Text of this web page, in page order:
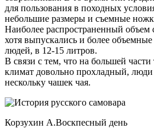
для пользования в походных
небольшие размеры и съемные
Наиболее распространенный объем
хотя выпускались и более
людей, в 12-15 литров.
В связи с тем, что на большей
климат довольно прохладный,
нескольку чашек чая.
Корзухин А.Воскпесный день